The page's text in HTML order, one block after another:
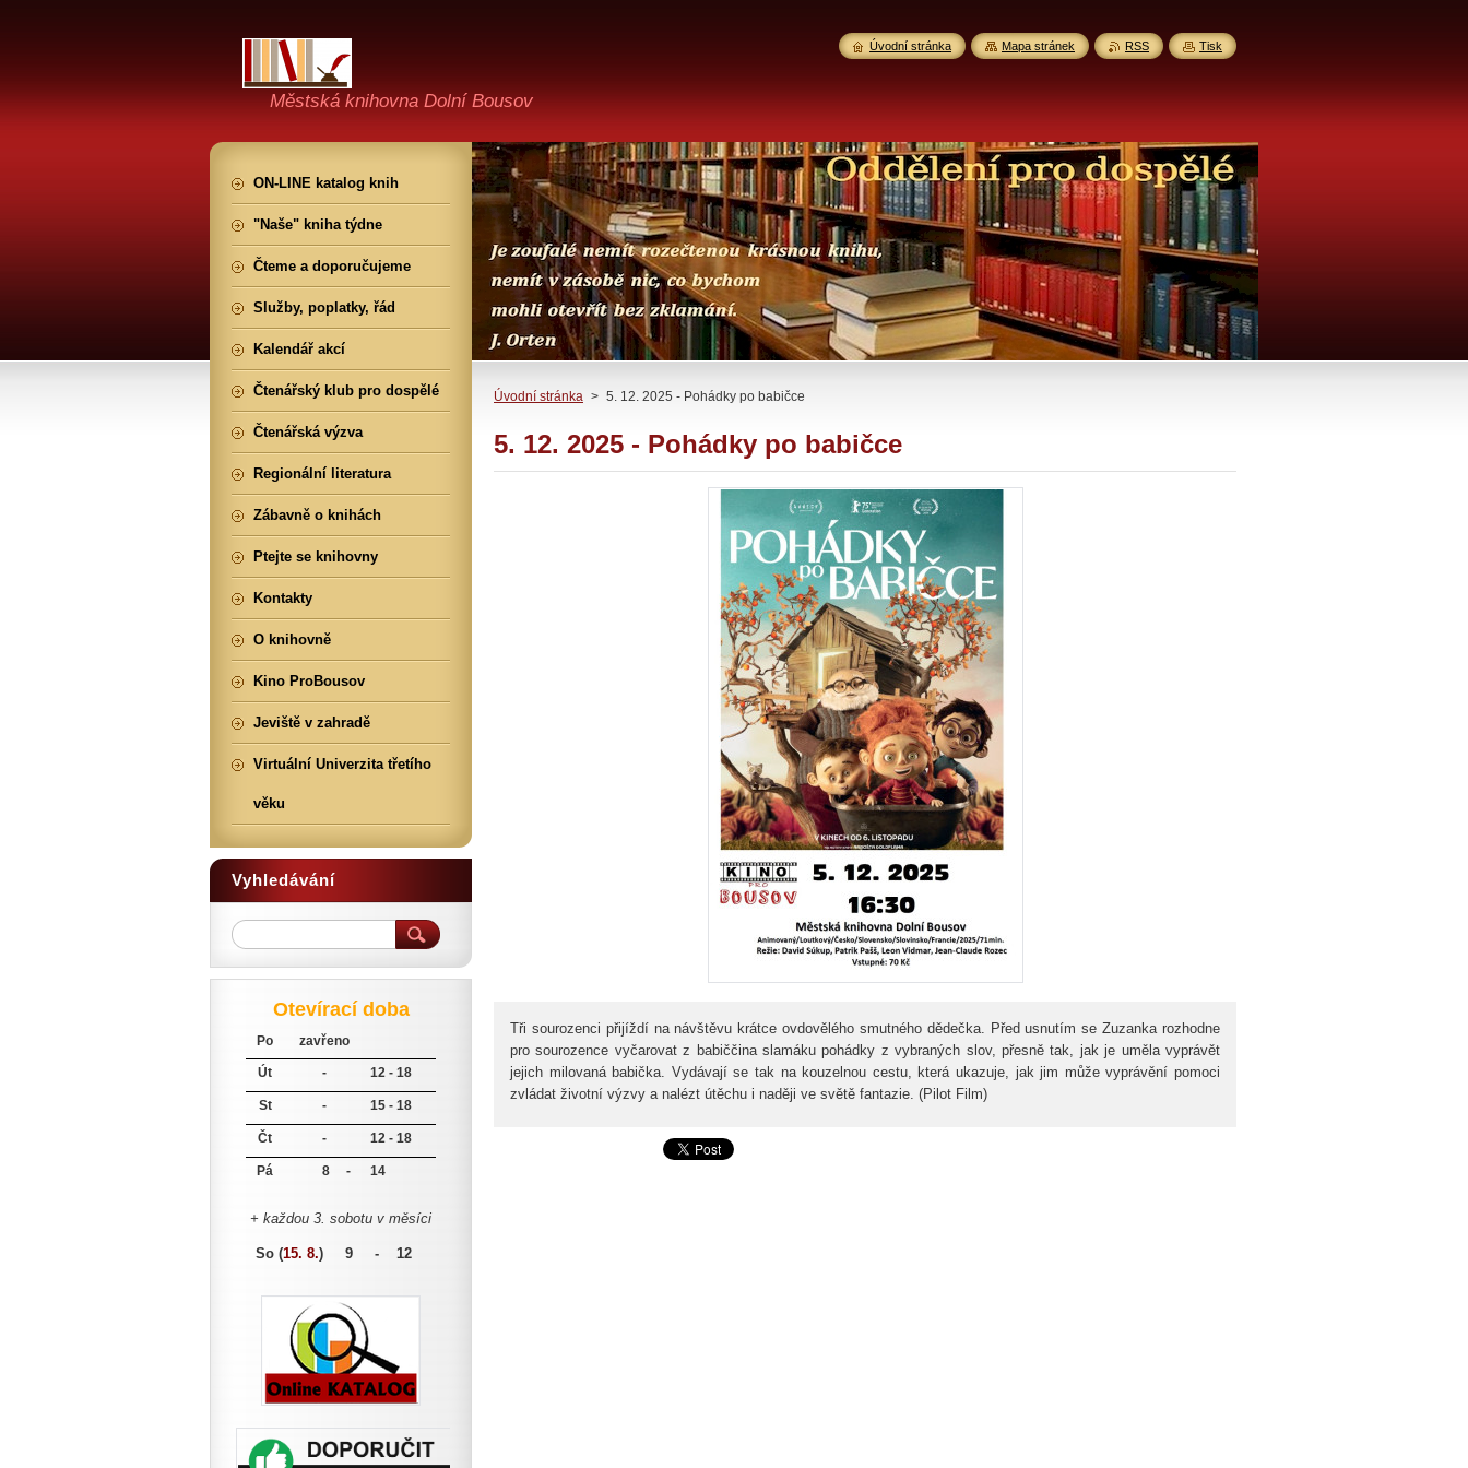
Městská knihovna Dolní Bousov
Úvodní stránka > 5. 12. 2025 - Pohádky po babičce
5. 12. 2025 - Pohádky po babičce
Tři sourozenci přijíždí na návštěvu krátce ovdovělého smutného dědečka. Před usnutím se Zuzanka rozhodne
pro sourozence vyčarovat z babiččina slamáku pohádky z vybraných slov, přesně tak, jak je uměla vyprávět
jejich milovaná babička. Vydávají se tak na kouzelnou cestu, která ukazuje, jak jim může vyprávění pomoci
zvládat životní výzvy a nalézt útěchu i naději ve světě fantazie. (Pilot Film)
ON-LINE katalog knih
"Naše" kniha týdne
Čteme a doporučujeme
Služby, poplatky, řád
Kalendář akcí
Čtenářský klub pro dospělé
Čtenářská výzva
Regionální literatura
Zábavně o knihách
Ptejte se knihovny
Kontakty
O knihovně
Kino ProBousov
Jeviště v zahradě
Virtuální Univerzita třetího
věku
Vyhledávání
Otevírací doba
Po zavřeno
Út - 12 - 18
St - 15 - 18
Čt - 12 - 18
Pá 8 - 14
+ každou 3. sobotu v měsíci
So (15. 8.) 9 - 12
Úvodní stránka Mapa stránek RSS Tisk